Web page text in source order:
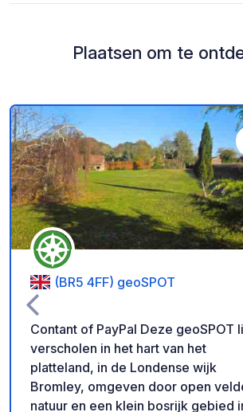
Plaatsen om te
(BR5 4FF) geoSPOT
Contant of PayPal Deze geoSPOT ligt
verscholen in het hart van het
platteland, in de Londense wijk
Bromley, omgeven door open
natuur en een klein bosrijk gebied